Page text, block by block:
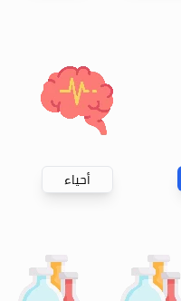
أحياء